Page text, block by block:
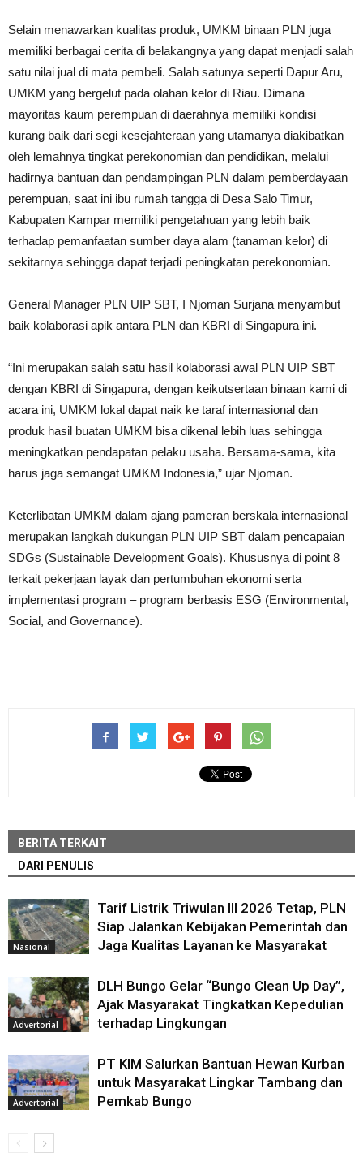
Selain menawarkan kualitas produk, UMKM binaan PLN juga
memiliki berbagai cerita di belakangnya yang dapat menjadi salah
satu nilai jual di mata pembeli. Salah satunya seperti Dapur Aru,
UMKM yang bergelut pada olahan kelor di Riau. Dimana
mayoritas kaum perempuan di daerahnya memiliki kondisi
kurang baik dari segi kesejahteraan yang utamanya diakibatkan
oleh lemahnya tingkat perekonomian dan pendidikan, melalui
hadirnya bantuan dan pendampingan PLN dalam pemberdayaan
perempuan, saat ini ibu rumah tangga di Desa Salo Timur,
Kabupaten Kampar memiliki pengetahuan yang lebih baik
terhadap pemanfaatan sumber daya alam (tanaman kelor) di
sekitarnya sehingga dapat terjadi peningkatan perekonomian.
General Manager PLN UIP SBT, I Njoman Surjana menyambut
baik kolaborasi apik antara PLN dan KBRI di Singapura ini.
“Ini merupakan salah satu hasil kolaborasi awal PLN UIP SBT
dengan KBRI di Singapura, dengan keikutsertaan binaan kami di
acara ini, UMKM lokal dapat naik ke taraf internasional dan
produk hasil buatan UMKM bisa dikenal lebih luas sehingga
meningkatkan pendapatan pelaku usaha. Bersama-sama, kita
harus jaga semangat UMKM Indonesia,” ujar Njoman.
Keterlibatan UMKM dalam ajang pameran berskala internasional
merupakan langkah dukungan PLN UIP SBT dalam pencapaian
SDGs (Sustainable Development Goals). Khususnya di point 8
terkait pekerjaan layak dan pertumbuhan ekonomi serta
implementasi program – program berbasis ESG (Environmental,
Social, and Governance).
BERITA TERKAIT
DARI PENULIS
Nasional
Tarif Listrik Triwulan III 2026 Tetap, PLN
Siap Jalankan Kebijakan Pemerintah dan
Jaga Kualitas Layanan ke Masyarakat
Advertorial
DLH Bungo Gelar “Bungo Clean Up Day”,
Ajak Masyarakat Tingkatkan Kepedulian
terhadap Lingkungan
Advertorial
PT KIM Salurkan Bantuan Hewan Kurban
untuk Masyarakat Lingkar Tambang dan
Pemkab Bungo